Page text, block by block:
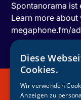
Spontanorama
Learn more
megaphone.fm/
Diese
Cookies.
Wir verwenden
Anzeigen zu